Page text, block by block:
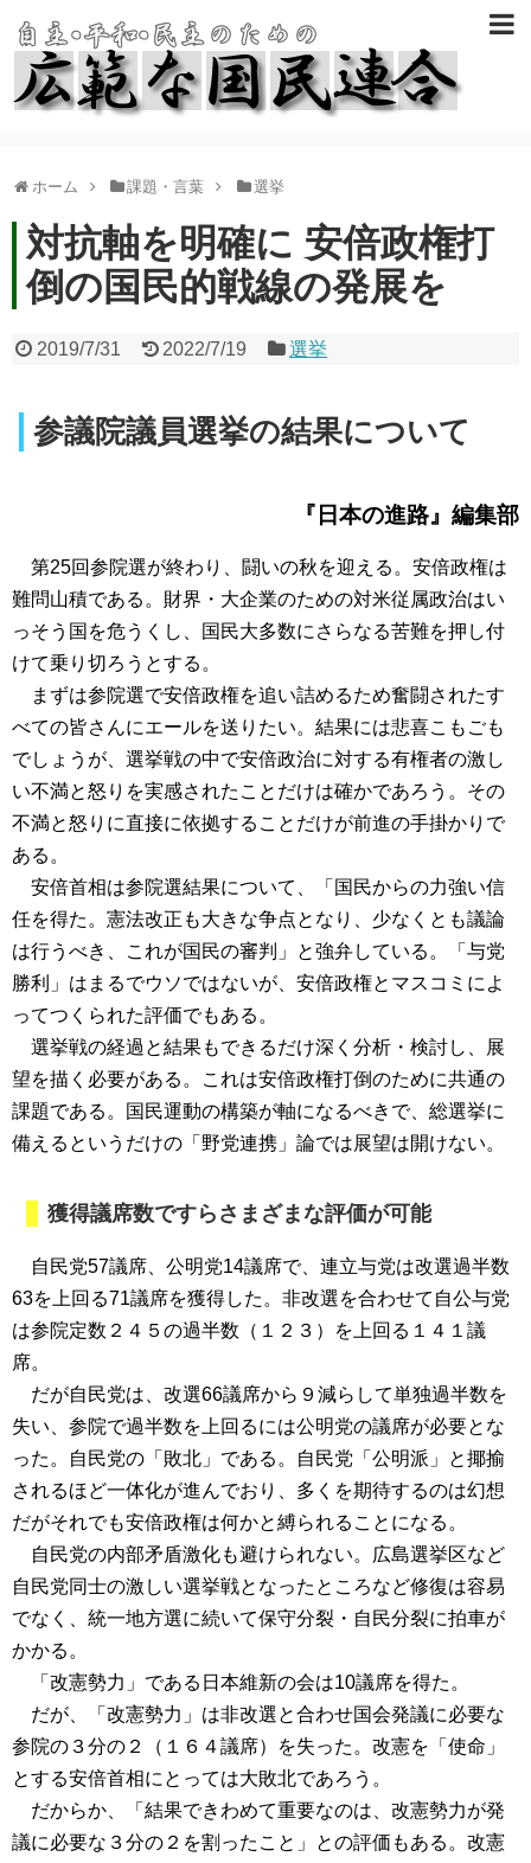
ホーム 課題・言葉 選挙
対抗軸を明確に 安倍政権打
倒の国民的戦線の発展を
2019/7/31 2022/7/19 選挙
参議院議員選挙の結果について
『日本の進路』編集部
第25回参院選が終わり、闘いの秋を迎える。安倍政権は
難問山積である。財界・大企業のための対米従属政治はい
っそう国を危うくし、国民大多数にさらなる苦難を押し付
けて乗り切ろうとする。
まずは参院選で安倍政権を追い詰めるため奮闘されたす
べての皆さんにエールを送りたい。結果には悲喜こもごも
でしょうが、選挙戦の中で安倍政治に対する有権者の激し
い不満と怒りを実感されたことだけは確かであろう。その
不満と怒りに直接に依拠することだけが前進の手掛かりで
ある。
安倍首相は参院選結果について、「国民からの力強い信
任を得た。憲法改正も大きな争点となり、少なくとも議論
は行うべき、これが国民の審判」と強弁している。「与党
勝利」はまるでウソではないが、安倍政権とマスコミによ
ってつくられた評価でもある。
選挙戦の経過と結果もできるだけ深く分析・検討し、展
望を描く必要がある。これは安倍政権打倒のために共通の
課題である。国民運動の構築が軸になるべきで、総選挙に
備えるというだけの「野党連携」論では展望は開けない。
獲得議席数ですらさまざまな評価が可能
自民党57議席、公明党14議席で、連立与党は改選過半数
63を上回る71議席を獲得した。非改選を合わせて自公与党
は参院定数２４５の過半数（１２３）を上回る１４１議
席。
だが自民党は、改選66議席から９減らして単独過半数を
失い、参院で過半数を上回るには公明党の議席が必要とな
った。自民党の「敗北」である。自民党「公明派」と揶揄
されるほど一体化が進んでおり、多くを期待するのは幻想
だがそれでも安倍政権は何かと縛られることになる。
自民党の内部矛盾激化も避けられない。広島選挙区など
自民党同士の激しい選挙戦となったところなど修復は容易
でなく、統一地方選に続いて保守分裂・自民分裂に拍車が
かかる。
「改憲勢力」である日本維新の会は10議席を得た。
だが、「改憲勢力」は非改選と合わせ国会発議に必要な
参院の３分の２（１６４議席）を失った。改憲を「使命」
とする安倍首相にとっては大敗北であろう。
だからか、「結果できわめて重要なのは、改憲勢力が発
議に必要な３分の２を割ったこと」との評価もある。改憲